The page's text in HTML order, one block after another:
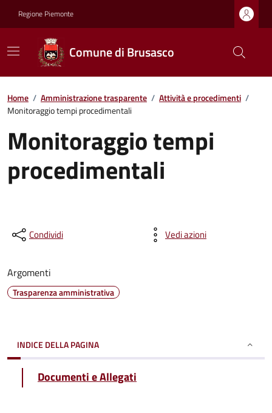
Regione Piemonte
Comune di Brusasco
Home / Amministrazione trasparente / Attività e procedimenti /
Monitoraggio tempi procedimentali
Monitoraggio tempi
procedimentali
Condividi Vedi azioni
Argomenti
Trasparenza amministrativa
INDICE DELLA PAGINA
Documenti e Allegati